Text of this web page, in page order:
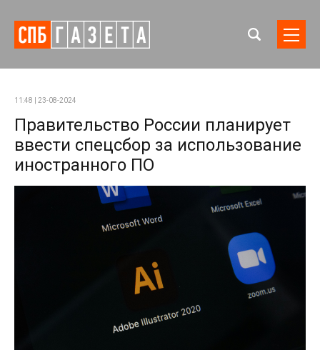
11:48 | 23-08-2024
Правительство России планирует
ввести спецсбор за использование
иностранного ПО